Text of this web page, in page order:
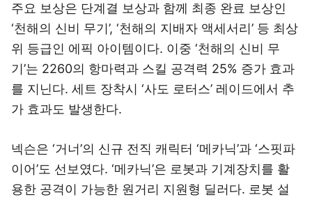
주요 보상은 단계결 보상과 함께 최종 완료 보상인
‘천해의 신비 무기’, ‘천해의 지배자 액세서리’ 등 최상
위 등급인 에픽 아이템이다. 이중 ‘천해의 신비 무
기’는 2260의 항마력과 스킬 공격력 25% 증가 효과
를 지닌다. 세트 장착시 ‘사도 로터스’ 레이드에서 추
가 효과도 발생한다.
넥슨은 ‘거너’의 신규 전직 캐릭터 ‘메카닉’과 ‘스핏파
이어’도 선보였다. ‘메카닉’은 로봇과 기계장치를 활
용한 공격이 가능한 원거리 지원형 딜러다. 로봇 설